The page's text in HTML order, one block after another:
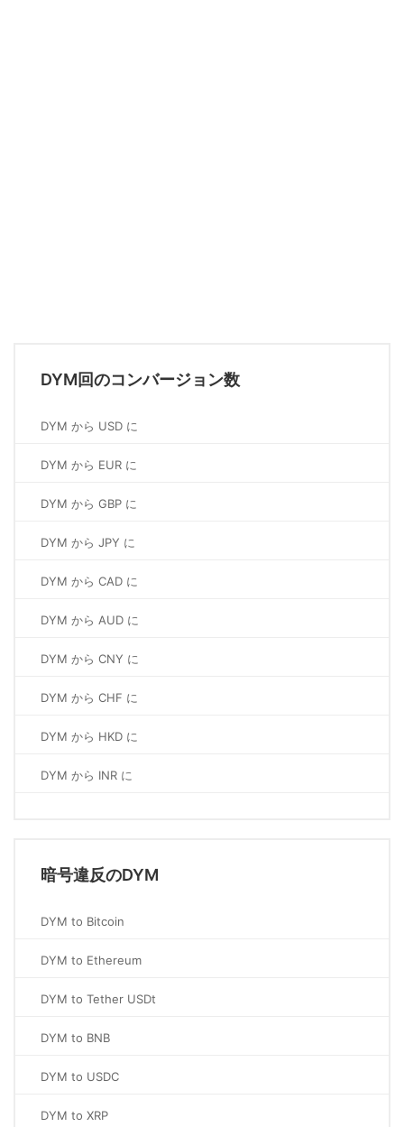
DYM回のコンバージョン数
DYM から USD に
DYM から EUR に
DYM から GBP に
DYM から JPY に
DYM から CAD に
DYM から AUD に
DYM から CNY に
DYM から CHF に
DYM から HKD に
DYM から INR に
暗号違反のDYM
DYM to Bitcoin
DYM to Ethereum
DYM to Tether USDt
DYM to BNB
DYM to USDC
DYM to XRP